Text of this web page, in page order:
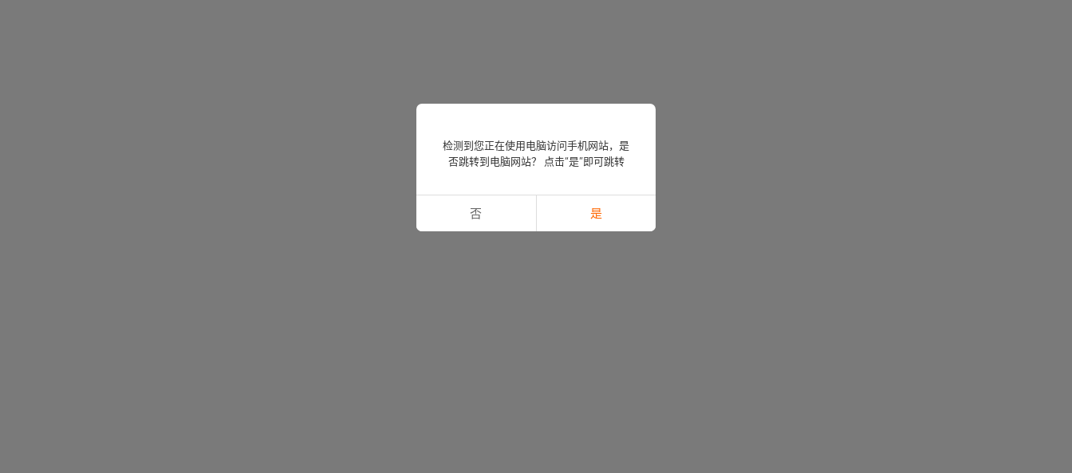
检测到您正在使用电脑访问手机网站，是
否跳转到电脑网站？ 点击“是”即可跳转
否 是